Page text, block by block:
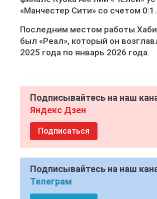
«Манчестер Сити» со счетом 0:1.
Последним местом работы
был «Реал», который он
2025 года по январь 2026 года.
Подписывайтесь на наш
Яндекс Дзен
Подписаться
Подписывайтесь на наш
Телеграм